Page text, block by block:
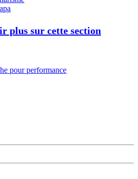
plus sur cette section
pour performance